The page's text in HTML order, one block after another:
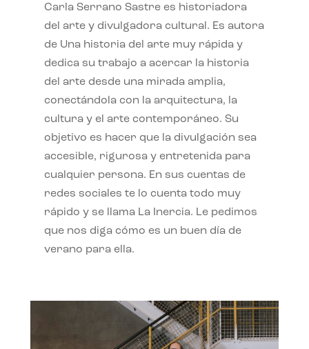
Carla Serrano Sastre es historiadora
del arte y divulgadora cultural. Es autora
de Una historia del arte muy rápida y
dedica su trabajo a acercar la historia
del arte desde una mirada amplia,
conectándola con la arquitectura, la
cultura y el arte contemporáneo. Su
objetivo es hacer que la divulgación sea
accesible, rigurosa y entretenida para
cualquier persona. En sus cuentas de
redes sociales te lo cuenta todo muy
rápido y se llama La Inercia. Le pedimos
que nos diga cómo es un buen día de
verano para ella.